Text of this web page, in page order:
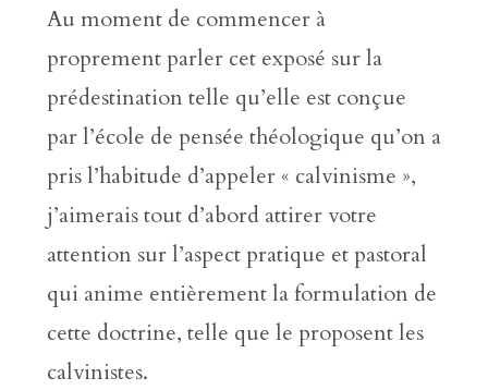
Au moment de commencer à
proprement parler cet exposé sur la
prédestination telle qu’elle est conçue
par l’école de pensée théologique qu’on a
pris l’habitude d’appeler « calvinisme »,
j’aimerais tout d’abord attirer votre
attention sur l’aspect pratique et pastoral
qui anime entièrement la formulation de
cette doctrine, telle que le proposent les
calvinistes.